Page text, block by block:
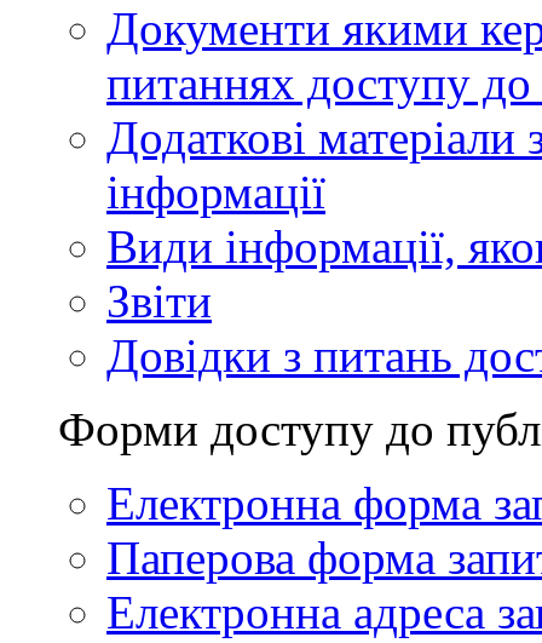
Документи якими
питаннях доступу до
Додаткові матеріали
інформації
Види інформації,
Звіти
Довідки з питань
Форми доступу до
Електронна форма
Паперова форма
Електронна адреса